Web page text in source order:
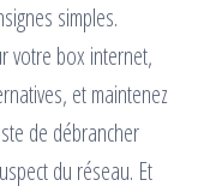
simples.
votre box internet,
et maintenez
de débrancher
du réseau. Et